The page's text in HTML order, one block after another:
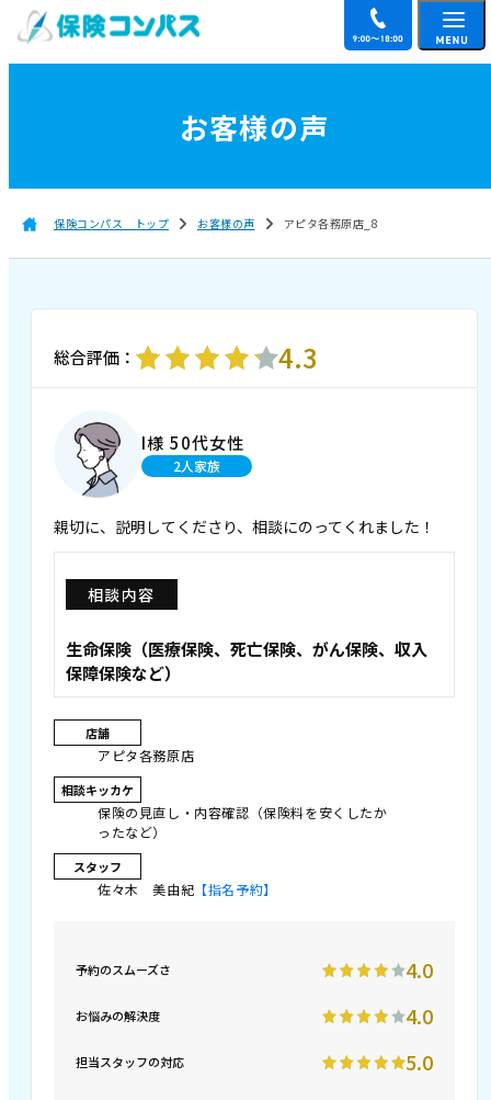
お客様の声
保険コンパス トップ お客様の声 アピタ各務原店_8
総合評価： 4.3
I様 50代女性
2人家族
親切に、説明してくださり、相談にのってくれました！
相談内容
生命保険（医療保険、死亡保険、がん保険、収入
保障保険など）
店舗
アピタ各務原店
相談キッカケ
保険の見直し・内容確認（保険料を安くしたか
ったなど）
スタッフ
佐々木 美由紀 【指名予約】
予約のスムーズさ 4.0
お悩みの解決度 4.0
担当スタッフの対応 5.0